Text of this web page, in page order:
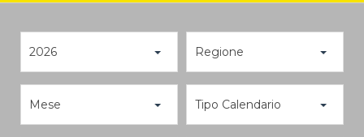
2026 Regione
Mese Tipo Calendario